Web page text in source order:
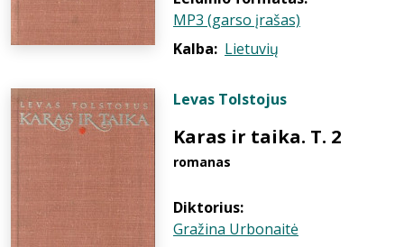
MP3 (garso įrašas)
Kalba: Lietuvių
Levas Tolstojus
Karas ir taika. T. 2
romanas
Diktorius:
Gražina Urbonaitė